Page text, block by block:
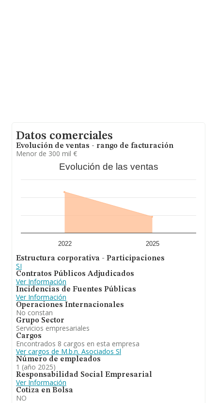
Datos comerciales
Evolución de ventas - rango de facturación
Menor de 300 mil €
Evolución de las ventas
2022 2025
Estructura corporativa - Participaciones
SI
Contratos Públicos Adjudicados
Ver Información
Incidencias de Fuentes Públicas
Ver Información
Operaciones Internacionales
No constan
Grupo Sector
Servicios empresariales
Cargos
Encontrados 8 cargos en esta empresa
Ver cargos de M.b.n. Asociados Sl
Número de empleados
1 (año 2025)
Responsabilidad Social Empresarial
Ver Información
Cotiza en Bolsa
NO